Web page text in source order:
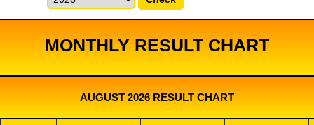
MONTHLY RESULT CHART
AUGUST 2026 RESULT CHART